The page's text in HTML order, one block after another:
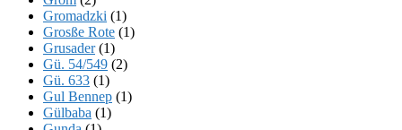
Gromadzki (1)
Grosße Rote (1)
Grusader(1)
Gü. 54/549 (2)
Gü. 633 (1)
Gul Bennep (1)
Gülbaba (1)